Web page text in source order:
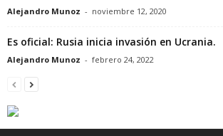
Alejandro Munoz - noviembre 12, 2020
Es oficial: Rusia inicia invasión en Ucrania.
Alejandro Munoz - febrero 24, 2022